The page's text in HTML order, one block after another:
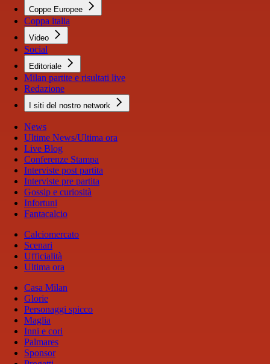
Coppe Europee
Coppa italia
Video
Social
Editoriale
Milan partite e risultati live
Redazione
I siti del nostro network
News
Ultime News/Ultima ora
Live Blog
Conferenze Stampa
Interviste post partita
Interviste pre partita
Gossip e curiosità
Infortuni
Fantacalcio
Calciomercato
Scenari
Ufficialità
Ultima ora
Casa Milan
Glorie
Personaggi spicco
Maglia
Inni e cori
Palmares
Sponsor